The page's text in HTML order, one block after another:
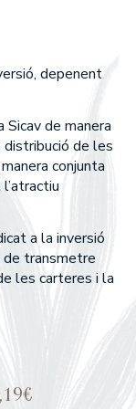
- Alterna
depenent
Sicav de manera
de les
conjunta
a la inversió
transmetre
les carteres i la